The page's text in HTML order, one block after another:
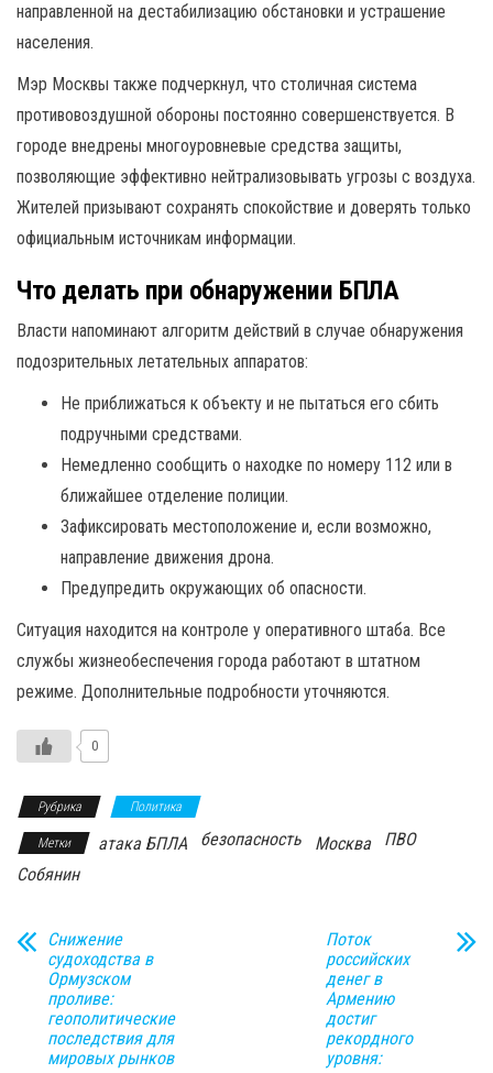
направленной на дестабилизацию обстановки и устрашение
населения.
Мэр Москвы также подчеркнул, что столичная система
противовоздушной обороны постоянно совершенствуется. В
городе внедрены многоуровневые средства защиты,
позволяющие эффективно нейтрализовывать угрозы с воздуха.
Жителей призывают сохранять спокойствие и доверять только
официальным источникам информации.
Что делать при обнаружении БПЛА
Власти напоминают алгоритм действий в случае обнаружения
подозрительных летательных аппаратов:
Не приближаться к объекту и не пытаться его сбить
подручными средствами.
Немедленно сообщить о находке по номеру 112 или в
ближайшее отделение полиции.
Зафиксировать местоположение и, если возможно,
направление движения дрона.
Предупредить окружающих об опасности.
Ситуация находится на контроле у оперативного штаба. Все
службы жизнеобеспечения города работают в штатном
режиме. Дополнительные подробности уточняются.
0
Рубрика Политика
Метки атака БПЛА безопасность Москва
ПВО
Собянин
Снижение
судоходства в
Ормузском
проливе:
геополитические
последствия для
мировых рынков
Поток
российских
денег в
Армению
достиг
рекордного
уровня: